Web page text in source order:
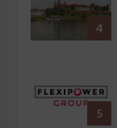
4
5